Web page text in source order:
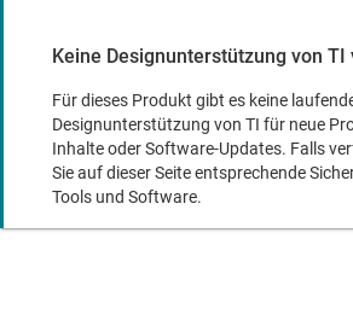
Keine Designunterstützung von
Für dieses Produkt gibt es keine
Designunterstützung von TI für neue
Inhalte oder Software-Updates. Falls
Sie auf dieser Seite entsprechende
Tools und Software.